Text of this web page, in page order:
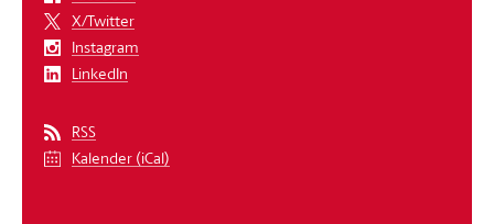
X/Twitter
Instagram
LinkedIn
RSS
Kalender (iCal)